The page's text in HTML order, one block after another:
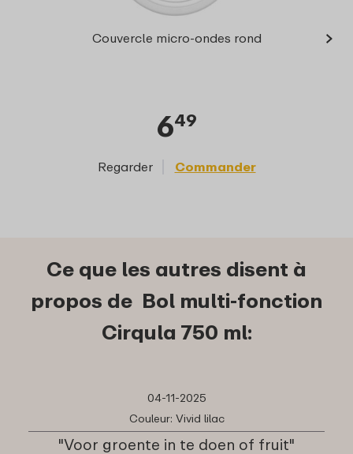
Couvercle micro-ondes rond
649
Regarder Commander
›
Ce que les autres disent à
propos de Bol multi-fonction
Cirqula 750 ml:
04-11-2025
Couleur: Vivid lilac
"Voor groente in te doen of fruit"